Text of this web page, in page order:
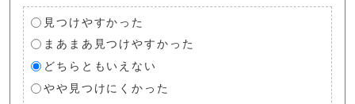
見つけやすかった
まあまあ見つけやすかった
どちらともいえない
やや見つけにくかった